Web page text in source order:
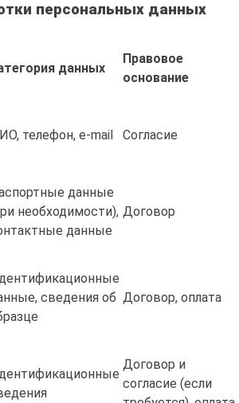
персональных данных
данных
Правовое
основание
телефон, e-mail Согласие
данные
необходимости),
данные
Договор
сведения об Договор, оплата
Договор и
согласие (если